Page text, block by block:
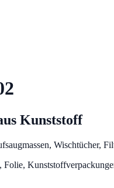
Kunststoff
Wischtücher,
Folie,